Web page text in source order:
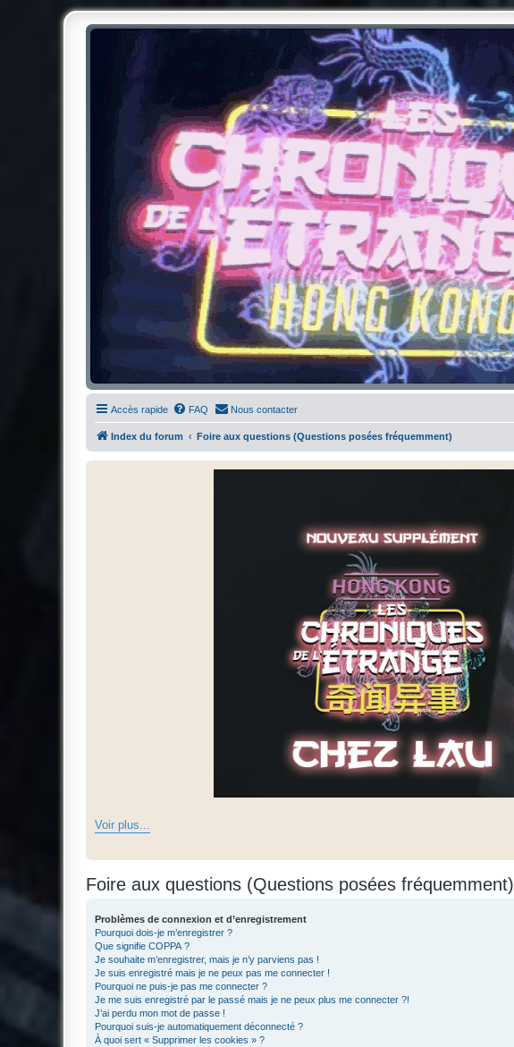
Chroniques de l'Étrange NO
Pour les amateurs des Chroniques de l'Étrange
Accès rapide FAQ Nous contacter
Index du forum Foire aux questions (Questions posées fréquemment)
Voir plus...
Foire aux questions (Questions posées fréquemment)
Problèmes de connexion et d’enregistrement
Pourquoi dois-je m’enregistrer ?
Que signifie COPPA ?
Je souhaite m’enregistrer, mais je n’y parviens pas !
Je suis enregistré mais je ne peux pas me connecter !
Pourquoi ne puis-je pas me connecter ?
Je me suis enregistré par le passé mais je ne peux plus me connecter ?!
J’ai perdu mon mot de passe !
Pourquoi suis-je automatiquement déconnecté ?
À quoi sert « Supprimer les cookies » ?